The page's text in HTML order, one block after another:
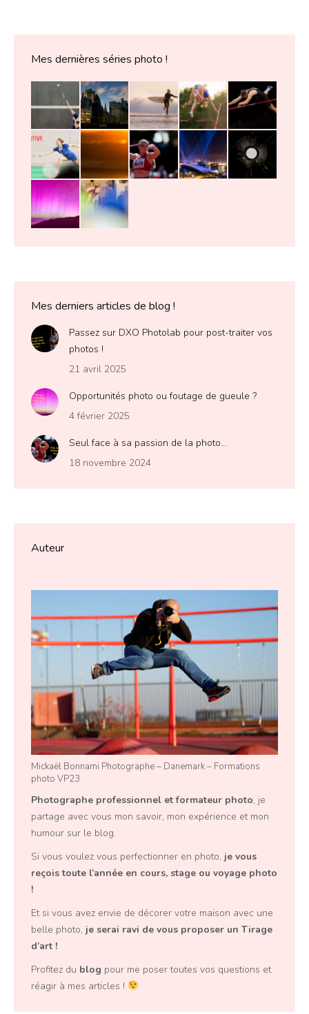
Mes dernières séries photo !
Mes derniers articles de blog !
Passez sur DXO Photolab pour post-traiter vos
photos !
21 avril 2025
Opportunités photo ou foutage de gueule ?
4 février 2025
Seul face à sa passion de la photo…
18 novembre 2024
Auteur
Mickaël Bonnami Photographe – Danemark – Formations
photo VP23
Photographe professionnel etformateur photo, je
partage avec vous mon savoir, mon expérience et mon
humour sur le blog.
Si vous voulez vous perfectionner en photo, je vous
reçois toute l’année en cours, stage ou voyage photo
!
Et si vous avez envie de décorer votre maison avec une
belle photo, je serai ravi de vous proposer un Tirage
d’art !
Profitez du blog pour me poser toutes vos questions et
réagir à mes articles !